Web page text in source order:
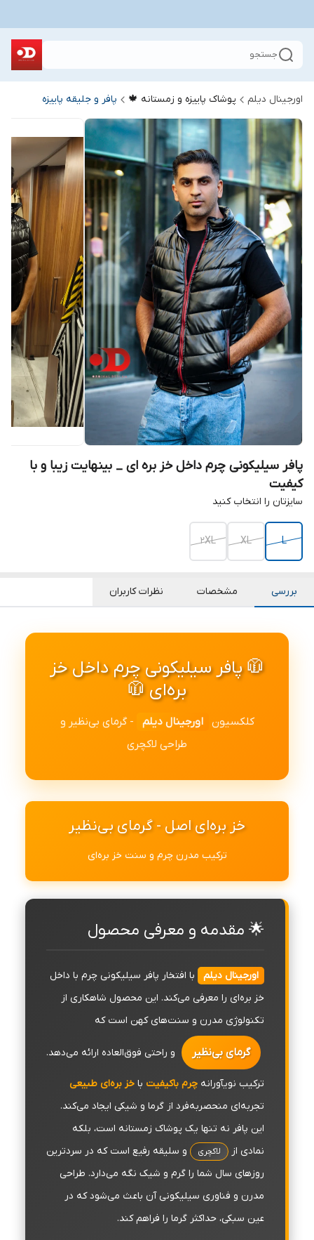
جستجو
اورجینال دیلم پوشاک پاییزه و زمستانه 🍁 پافر و جلیقه پاییزه
پافر سیلیکونی چرم داخل خز بره ای _ بینهایت زیبا و با
کیفیت
سایزتان را انتخاب کنید
L
XL
2XL
بررسی مشخصات نظرات کاربران
🧥 پافر سیلیکونی چرم داخل خز
بره‌ای 🧥
کلکسیون اورجینال دیلم
- گرمای بی‌نظیر و
طراحی لاکچری
خز بره‌ای اصل - گرمای بی‌نظیر
ترکیب مدرن چرم و سنت خز بره‌ای
🌟 مقدمه و معرفی محصول
اورجینال دیلم
با افتخار پافر سیلیکونی چرم با داخل
خز بره‌ای را معرفی می‌کند. این محصول شاهکاری از
تکنولوژی مدرن و سنت‌های کهن است که
گرمای بی‌نظیر و راحتی فوق‌العاده ارائه می‌دهد.
ترکیب نویآورانه چرم باکیفیت با خز بره‌ای طبیعی
تجربه‌ای منحصربه‌فرد از گرما و شیکی ایجاد می‌کند.
این پافر نه تنها یک پوشاک زمستانه است، بلکه
نمادی از
لاکچری
و سلیقه رفیع است که در سردترین
روزهای سال شما را گرم و شیک نگه می‌دارد. طراحی
مدرن و فناوری سیلیکونی آن باعث می‌شود که در
عین سبکی، حداکثر گرما را فراهم کند.